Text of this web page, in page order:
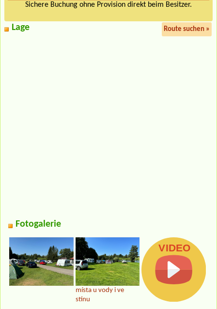
Sichere Buchung ohne Provision direkt beim Besitzer.
Lage Route suchen »
Fotogalerie
místa u vody i ve
stínu